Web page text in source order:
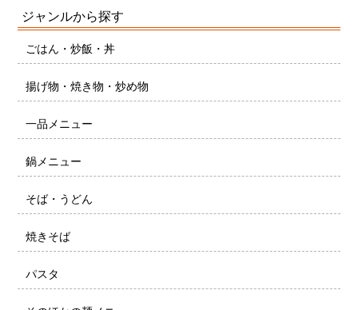
ジャンルから探す
ごはん・炒飯・丼
揚げ物・焼き物・炒め物
一品メニュー
鍋メニュー
そば・うどん
焼きそば
パスタ